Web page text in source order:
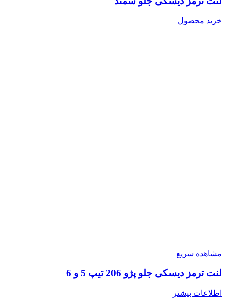
خرید محصول
مشاهده سریع
لنت ترمز دیسکی جلو پژو 206 تیپ 5 و 6
اطلاعات بیشتر